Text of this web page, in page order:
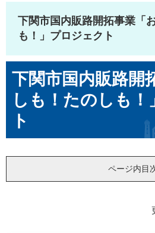
下関市国内販路開拓事業「
も！」プロジェクト
下関市国内販路開
しも！たのしも！
ト
ページ内目